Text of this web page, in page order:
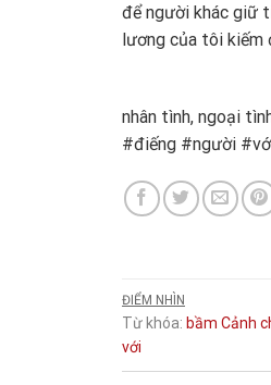
để người khác giữ
lương của tôi kiếm
nhân tình, ngoại
#điếng #người
ĐIỂM NHÌN
Từ khóa: bầm Cảnh
với